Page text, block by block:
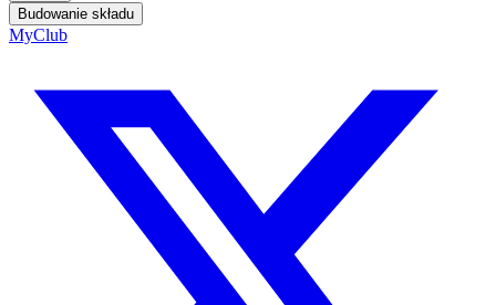
Budowanie składu
MyClub